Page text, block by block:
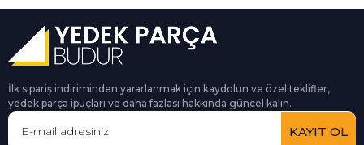
İlk sipariş indiriminden yararlanmak için kaydolun ve özel teklifler,
yedek parça ipuçları ve daha fazlası hakkında güncel kalın.
KAYIT OL